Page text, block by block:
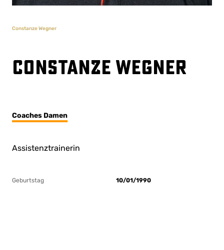
Constanze Wegner
Constanze Wegner
Coaches Damen
Assistenztrainerin
Geburtstag 10/01/1990